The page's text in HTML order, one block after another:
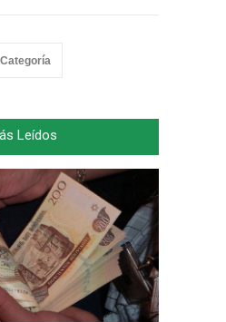
Leídos